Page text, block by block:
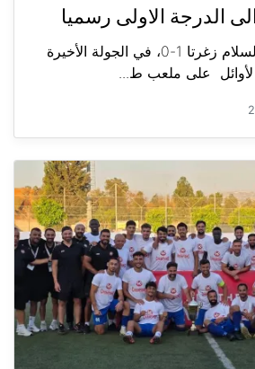
الدرجة الاولى رسميا
فوز طرابلس على السلام زغرتا 1-0، في الجولة الأخيرة
لأوائل على ملعب ط...